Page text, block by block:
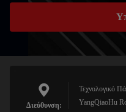
Διεύθυνση:
Τεχνολογικό
YangQiaoHu